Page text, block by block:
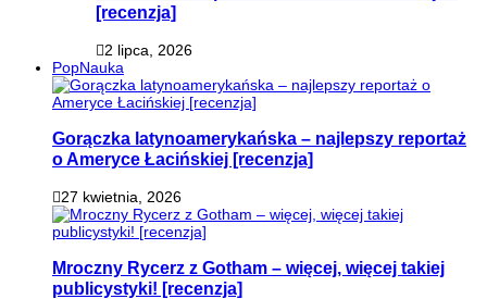
[recenzja]
2 lipca, 2026
PopNauka
Gorączka latynoamerykańska – najlepszy reportaż
o Ameryce Łacińskiej [recenzja]
27 kwietnia, 2026
Mroczny Rycerz z Gotham – więcej, więcej takiej
publicystyki! [recenzja]